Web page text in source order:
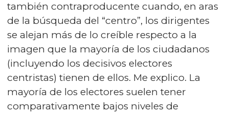
también contraproducente cuando, en aras
de la búsqueda del “centro”, los dirigentes
se alejan más de lo creíble respecto a la
imagen que la mayoría de los ciudadanos
(incluyendo los decisivos electores
centristas) tienen de ellos. Me explico. La
mayoría de los electores suelen tener
comparativamente bajos niveles de